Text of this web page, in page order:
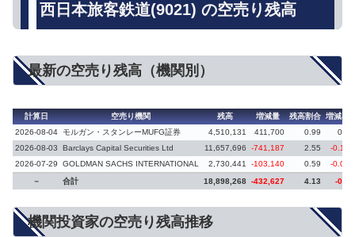
西日本旅客鉄道(9021) の空売り残高
最新の空売り残高（機関別）
計算日 空売り機関 残高 増減量 残高割合 増減率
2026-08-04 モルガン・スタンレーMUFG証券 4,510,131 411,700 0.99
0.1
2026-08-03
Barclays Capital Securities Ltd 11,657,696 -741,187 2.55
-0.17
2026-07-29
GOLDMAN SACHS INTERNATIONAL 2,730,441 -103,140 0.59
-0.03
－
合計 18,898,268 -432,627 4.13 -0.1
機関投資家の空売り残高推移